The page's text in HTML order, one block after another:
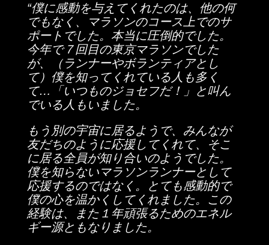
“僕に感動を与えてくれたのは、他の何
でもなく、マラソンのコース上でのサ
ポートでした。本当に圧倒的でした。
今年で７回目の東京マラソンでした
が、（ランナーやボランティアとし
て）僕を知ってくれている人も多く
て…「いつものジョセフだ！」と叫ん
でいる人もいました。
もう別の宇宙に居るようで、みんなが
友だちのように応援してくれて、そこ
に居る全員が知り合いのようでした。
僕を知らないマラソンランナーとして
応援するのではなく。とても感動的で
僕の心を温かくしてくれました。この
経験は、また１年頑張るためのエネル
ギー源ともなりました。